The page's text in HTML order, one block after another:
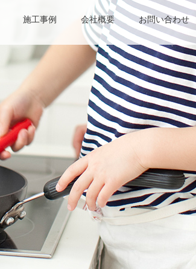
施工事例 会社概要 お問い合わせ